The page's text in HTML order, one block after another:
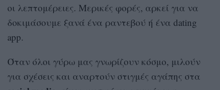
οι λεπτομέρειες. Μερικές φορές, αρκεί για να
δοκιμάσουμε ξανά ένα ραντεβού ή ένα dating
app.
Όταν όλοι γύρω μας γνωρίζουν κόσμο, μιλούν
για σχέσεις και αναρτούν στιγμές αγάπης στα